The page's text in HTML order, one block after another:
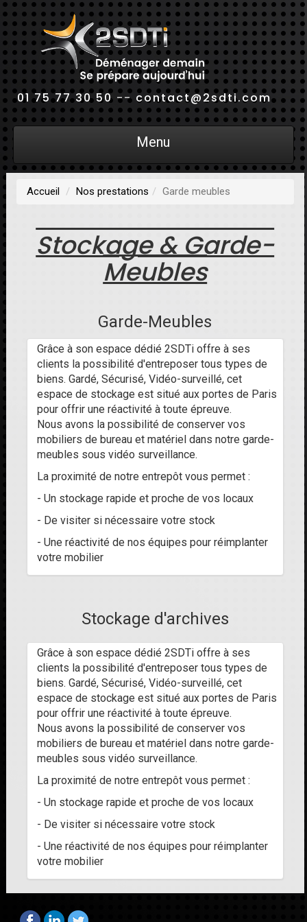
01 75 77 30 50-- contact@2sdti.com
Menu
Accueil Nos prestations Garde meubles
Stockage & Garde-
Meubles
Garde-Meubles
Grâce à son espace dédié 2SDTi offre à ses
clients la possibilité d'entreposer tous types de
biens. Gardé, Sécurisé, Vidéo-surveillé, cet
espace de stockage est situé aux portes de Paris
pour offrir une réactivité à toute épreuve.
Nous avons la possibilité de conserver vos
mobiliers de bureau et matériel dans notre garde-
meubles sous vidéo surveillance.
La proximité de notre entrepôt vous permet :
- Un stockage rapide et proche de vos locaux
- De visiter si nécessaire votre stock
- Une réactivité de nos équipes pour réimplanter
votre mobilier
Stockage d'archives
Grâce à son espace dédié 2SDTi offre à ses
clients la possibilité d'entreposer tous types de
biens. Gardé, Sécurisé, Vidéo-surveillé, cet
espace de stockage est situé aux portes de Paris
pour offrir une réactivité à toute épreuve.
Nous avons la possibilité de conserver vos
mobiliers de bureau et matériel dans notre garde-
meubles sous vidéo surveillance.
La proximité de notre entrepôt vous permet :
- Un stockage rapide et proche de vos locaux
- De visiter si nécessaire votre stock
- Une réactivité de nos équipes pour réimplanter
votre mobilier